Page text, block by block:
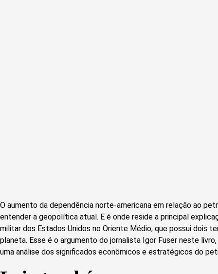
O aumento da dependência norte-americana em relação ao
entender a geopolítica atual. E é onde reside a principal
militar dos Estados Unidos no Oriente Médio, que possui dois
planeta. Esse é o argumento do jornalista Igor Fuser neste
uma análise dos significados econômicos e estratégicos do